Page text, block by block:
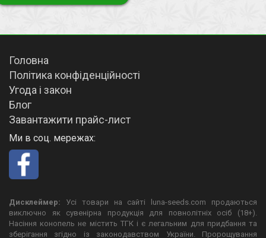
Головна
Політика конфіденційності
Угода і закон
Блог
Завантажити прайс-лист
Ми в соц. мережах:
Дисклеймер: Усі товари на сайті luna-seeds.com продаються
виключно як сувенірна продукція для повнолітніх осіб (18+).
Насіння конопель не містить ТГК і є легальним для придбання та
зберігання згідно із законодавством України. Пророщування